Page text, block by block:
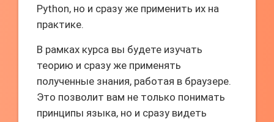
Python, но и сразу же применить их на
практике.
В рамках курса вы будете изучать
теорию и сразу же применять
полученные знания, работая в браузере.
Это позволит вам не только понимать
принципы языка, но и сразу видеть